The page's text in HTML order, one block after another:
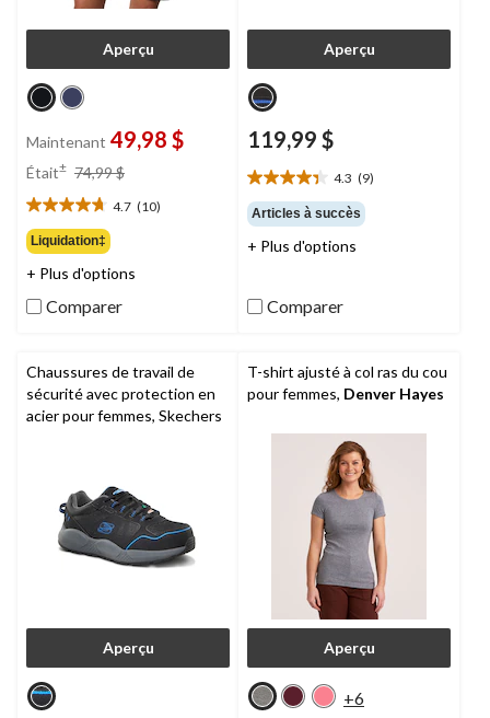
Aperçu
Maintenant 49,98 $
Était± 74,99 $
74,99 $
4.7 (10)
4.7
étoile(s)
sur
5.
10
évaluations
Liquidation‡
+ Plus d'options
Comparer
Aperçu
119,99 $
4.3 (9)
4.3
étoile(s)
sur
5.
Articles à succès
+ Plus d'options
Comparer
Chaussures de travail de
sécurité avec protection en
acier pour femmes, Skechers
Aperçu
T-shirt ajusté à col ras du cou
pour femmes, Denver Hayes
Aperçu
+6